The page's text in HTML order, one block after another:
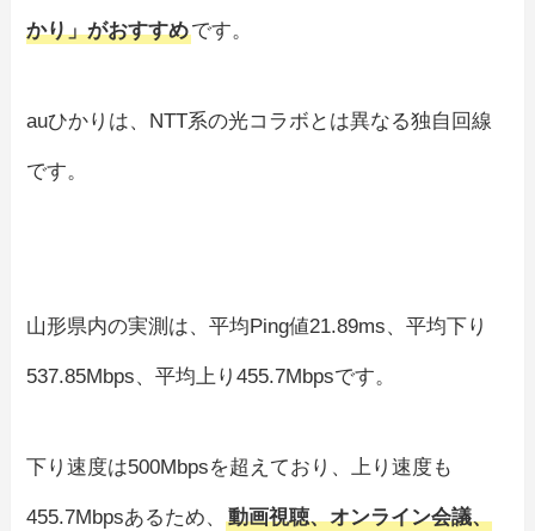
かり」がおすすめです。
auひかりは、NTT系の光コラボとは異なる独自回線
です。
山形県内の実測は、平均Ping値21.89ms、平均下り
537.85Mbps、平均上り455.7Mbpsです。
下り速度は500Mbpsを超えており、上り速度も
455.7Mbpsあるため、動画視聴、オンライン会議、